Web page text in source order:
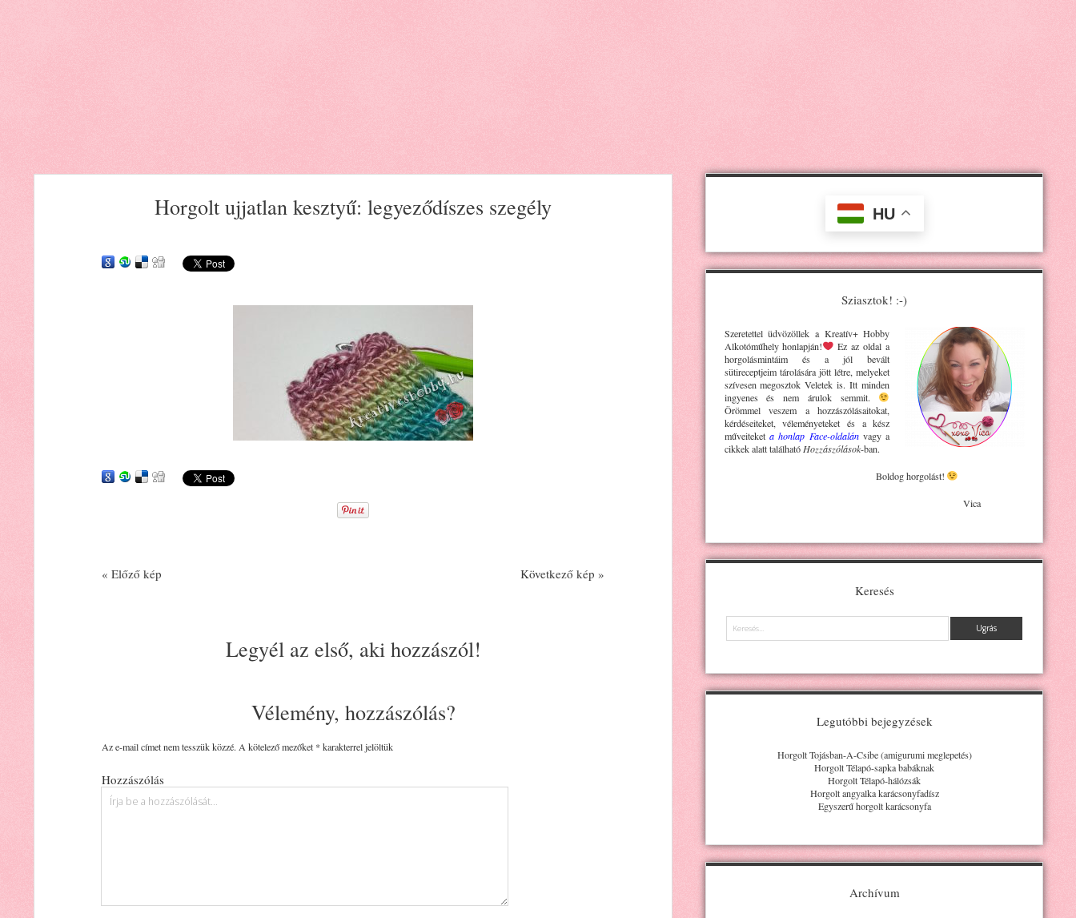
Horgolt ujjatlan kesztyű: legyeződíszes szegély
« Előző kép Következő kép »
Legyél az első, aki hozzászól!
Vélemény, hozzászólás?
Az e-mail címet nem tesszük közzé. A kötelező mezőket * karakterrel jelöltük
Hozzászólás
HU
Sziasztok! :-)
Szeretettel üdvözöllek a Kreatív+ Hobby
Alkotóműhelyhonlapján!
Ez az oldal a
horgolásmintáim és a jól bevált
sütireceptjeim tárolására jött létre, melyeket
szívesen megosztok Veletek is. Itt minden
ingyenes és nem árulok semmit.
Örömmel veszem a hozzászólásaitokat,
kérdéseiteket, véleményeteket és a kész
műveiteket a honlap Face-oldalánvagy a
cikkek alatt található Hozzászólások-ban.
Boldog horgolást!
Vica
Keresés
Keresés
Legutóbbi bejegyzések
Horgolt Tojásban-A-Csibe (amigurumi meglepetés)
Horgolt Télapó-sapka babáknak
Horgolt Télapó-hálózsák
Horgolt angyalka karácsonyfadísz
Egyszerű horgolt karácsonyfa
Archívum